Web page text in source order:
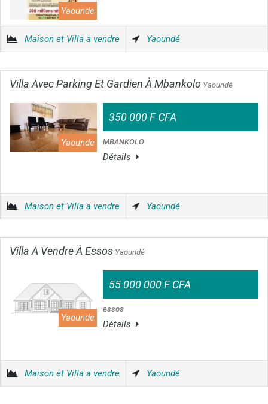
Yaounde
Maison et Villa a vendre Yaoundé
Villa Avec Parking Et Gardien À Mbankolo Yaoundé
Yaounde
350 000 F CFA
MBANKOLO
Détails
Maison et Villa a vendre Yaoundé
Villa A Vendre À Essos Yaoundé
Yaounde
55 000 000 F CFA
essos
Détails
Maison et Villa a vendre Yaoundé